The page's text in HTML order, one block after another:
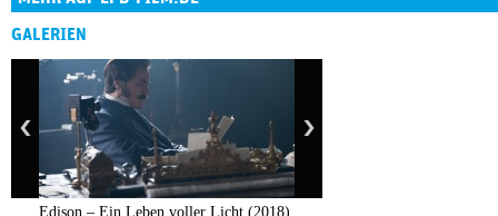
GALERIEN
Edison – Ein Leben voller Licht (2018)